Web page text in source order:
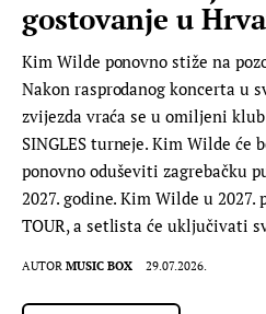
gostovanje u
Kim Wilde ponovno stiže na
Nakon rasprodanog koncerta u
zvijezda vraća se u omiljeni
SINGLES turneje. Kim Wilde će
ponovno oduševiti zagrebačku
2027. godine. Kim Wilde u 2027.
TOUR, a setlista će uključivati
AUTOR MUSIC BOX 29.07.2026.